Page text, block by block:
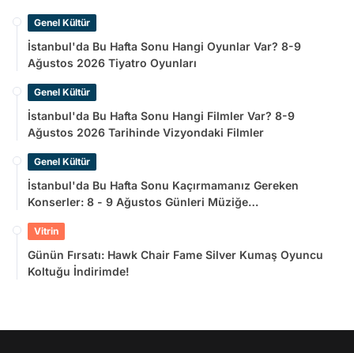
Genel Kültür
İstanbul'da Bu Hafta Sonu Hangi Oyunlar Var? 8-9
Ağustos 2026 Tiyatro Oyunları
Genel Kültür
İstanbul'da Bu Hafta Sonu Hangi Filmler Var? 8-9
Ağustos 2026 Tarihinde Vizyondaki Filmler
Genel Kültür
İstanbul'da Bu Hafta Sonu Kaçırmamanız Gereken
Konserler: 8 - 9 Ağustos Günleri Müziğe
Vitrin
Günün Fırsatı: Hawk Chair Fame Silver Kumaş Oyuncu
Koltuğu İndirimde!